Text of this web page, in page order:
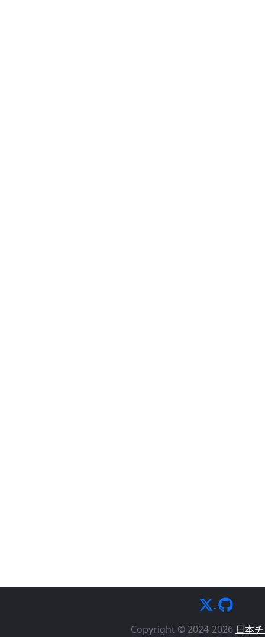
Copyright © 2024-2026 日本